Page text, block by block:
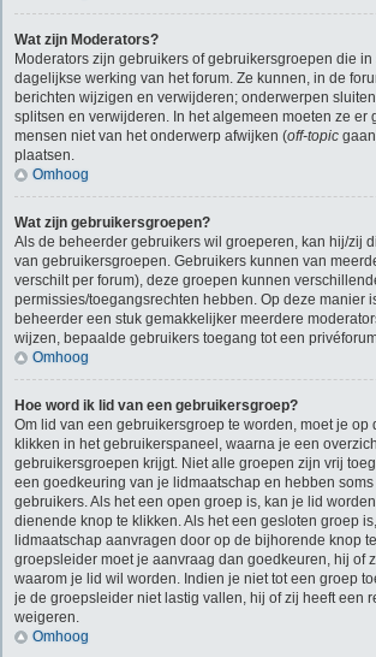
Wat zijn Moderators?
Moderators zijn gebruikers of gebruikersgroepen die in
dagelijkse werking van het forum. Ze kunnen, in de
berichten wijzigen en verwijderen; onderwerpen
splitsen en verwijderen. In het algemeen moeten ze er
mensen niet van het onderwerp afwijken (off-topic
plaatsen.
Omhoog
Wat zijn gebruikersgroepen?
Als de beheerder gebruikers wil groeperen, kan hij/zij
van gebruikersgroepen. Gebruikers kunnen van
verschilt per forum), deze groepen kunnen
permissies/toegangsrechten hebben. Op deze manier
beheerder een stuk gemakkelijker meerdere
wijzen, bepaalde gebruikers toegang tot een
Omhoog
Hoe word ik lid van een gebruikersgroep?
Om lid van een gebruikersgroep te worden, moet je op
klikken in het gebruikerspaneel, waarna je een
gebruikersgroepen krijgt. Niet alle groepen zijn vrij
een goedkeuring van je lidmaatschap en hebben
gebruikers. Als het een open groep is, kan je lid
dienende knop te klikken. Als het een gesloten groep
lidmaatschap aanvragen door op de bijhorende knop
groepsleider moet je aanvraag dan goedkeuren, hij of
waarom je lid wil worden. Indien je niet tot een groep
je de groepsleider niet lastig vallen, hij of zij heeft een
weigeren.
Omhoog